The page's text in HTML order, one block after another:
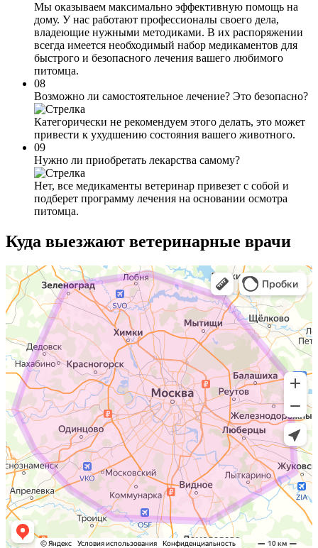
Мы оказываем максимально эффективную помощь на
дому. У нас работают профессионалы своего дела,
владеющие нужными методиками. В их распоряжении
всегда имеется необходимый набор медикаментов для
быстрого и безопасного лечения вашего любимого
питомца.
08
Возможно ли самостоятельное лечение? Это безопасно?
Категорически не рекомендуем этого делать, это может
привести к ухудшению состояния вашего животного.
09
Нужно ли приобретать лекарства самому?
Нет, все медикаменты ветеринар привезет с собой и
подберет программу лечения на основании осмотра
питомца.
Куда выезжают ветеринарные врачи